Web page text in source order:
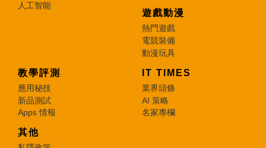
人工智能
遊戲動漫
熱門遊戲
電競裝備
動漫玩具
教學評測
應用秘技
新品測試
Apps 情報
IT TIMES
業界頭條
AI 策略
名家專欄
其他